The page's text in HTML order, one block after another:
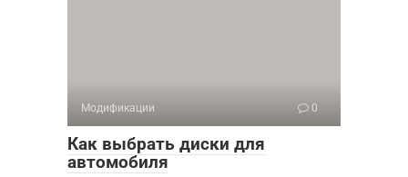
Модификации 0
Как выбрать диски для
автомобиля